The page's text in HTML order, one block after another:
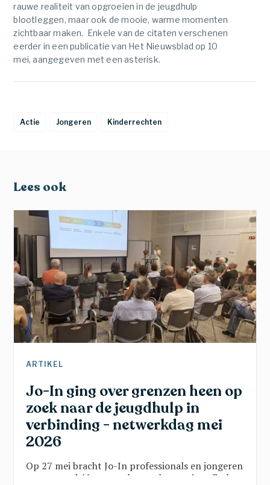
rauwe realiteit van opgroeien in de jeugdhulp
blootleggen, maar ook de mooie, warme momenten
zichtbaar maken. Enkele van de citaten verschenen
eerder in een publicatie van Het Nieuwsblad op 10
mei, aangegeven met een asterisk.
Actie Jongeren Kinderrechten
Lees ook
ARTIKEL
Jo-In ging over grenzen heen op
zoek naar de jeugdhulp in
verbinding - netwerkdag mei
2026
Op 27 mei bracht Jo-In professionals en jongeren
samen rond één vraag: hoe maken we jeugdhulp